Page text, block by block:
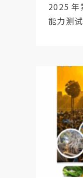
2025 年
能力测